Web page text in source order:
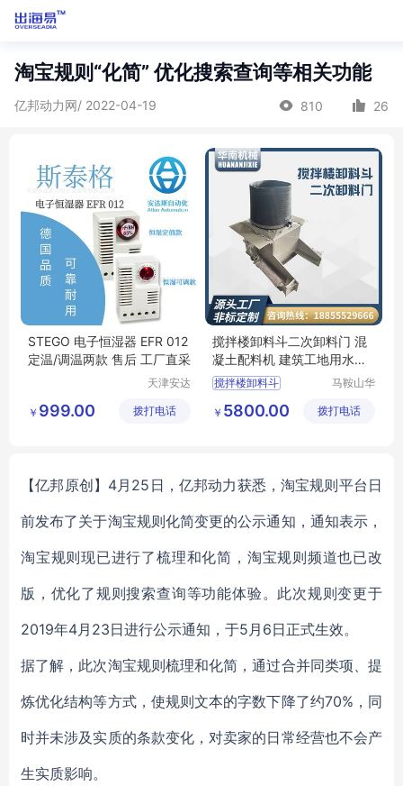
淘宝规则“化简” 优化搜索查询等相关功能
亿邦动力网/ 2022-04-19 810 26
STEGO 电子恒湿器 EFR 012
定温/调温两款 售后 工厂直采
天津安达
设备有限
￥ 999.00 拨打电话
搅拌楼卸料斗二次卸料门 混
凝土配料机 建筑工地用水泥
搅拌设备
搅拌楼卸料斗
二次卸料门报价
马鞍山华
技有限公
￥ 5800.00 拨打电话
【亿邦原创】4月25日，亿邦动力获悉，淘宝规则平台日
前发布了关于淘宝规则化简变更的公示通知，通知表示，
淘宝规则现已进行了梳理和化简，淘宝规则频道也已改
版，优化了规则搜索查询等功能体验。此次规则变更于
2019年4月23日进行公示通知，于5月6日正式生效。
据了解，此次淘宝规则梳理和化简，通过合并同类项、提
炼优化结构等方式，使规则文本的字数下降了约70%，同
时并未涉及实质的条款变化，对卖家的日常经营也不会产
生实质影响。